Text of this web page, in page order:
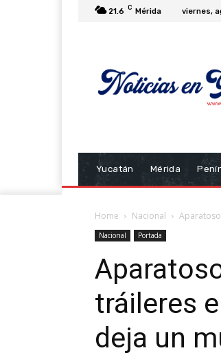
21.6 C Mérida viernes,
Yucatán Mérida
Home Nacional
Nacional Portada
tráileres
deja un